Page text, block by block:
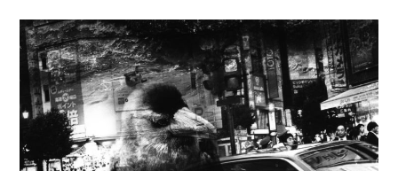
Suche
E-Mail
EN